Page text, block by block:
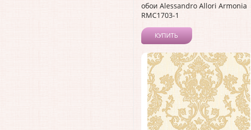
обои Alessandro Allori Armonia
RMC1703-1
КУПИТЬ